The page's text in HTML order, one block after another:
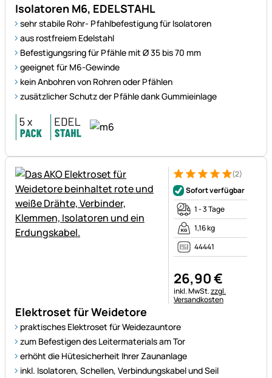
Isolatoren M6, EDELSTAHL
sehr stabile Rohr- Pfahlbefestigung für Isolatoren
aus rostfreiem Edelstahl
Befestigungsring für Pfähle mit Ø 35 bis 70 mm
geeignet für M6-Gewinde
kein Anbohren von Rohren oder Pfählen
zusätzlicher Schutz der Pfähle dank Gummieinlage
Elektroset für Weidetore
praktisches Elektroset für Weidezauntore
zum Befestigen des Leitermaterials am Tor
erhöht die Hütesicherheit Ihrer Zaunanlage
inkl. Isolatoren, Schellen, Verbindungskabel und Seil
Bewertung: 5 von 5 (2
2 Bewertungen
(2)
Sofort verfügbar
1 - 3 Tage
1,16 kg
44441
26,90€
Steuerhinweis:
inkl. MwSt.zzgl.
Versandkosten